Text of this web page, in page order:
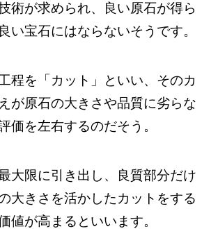
術が求められ、良い原石が得ら
い宝石にはならないそうです。
程を「カット」といい、そのカ
が原石の大きさや品質に劣らな
価を左右するのだそう。
大限に引き出し、良質部分だけ
大きさを活かしたカットをする
値が高まるといいます。